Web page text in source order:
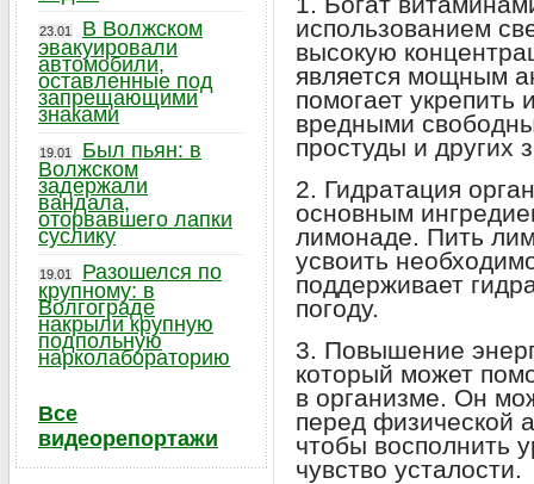
использованием
высокую
является мощным
помогает укрепить
вредными
простуды и других
2. Гидратация
основным
лимонаде. Пить
усвоить
поддерживает
погоду.
3. Повышение
который может
в организме. Он
перед физической
чтобы восполнить
чувство усталости.
23.01
В Волжском
эвакуировали
автомобили,
оставленные под
запрещающими
знаками
19.01
Был пьян: в
Волжском
задержали
вандала,
оторвавшего лапки
суслику
19.01
Разошелся по
крупному: в
Волгограде
накрыли крупную
подпольную
нарколабораторию
Все
видеорепортажи